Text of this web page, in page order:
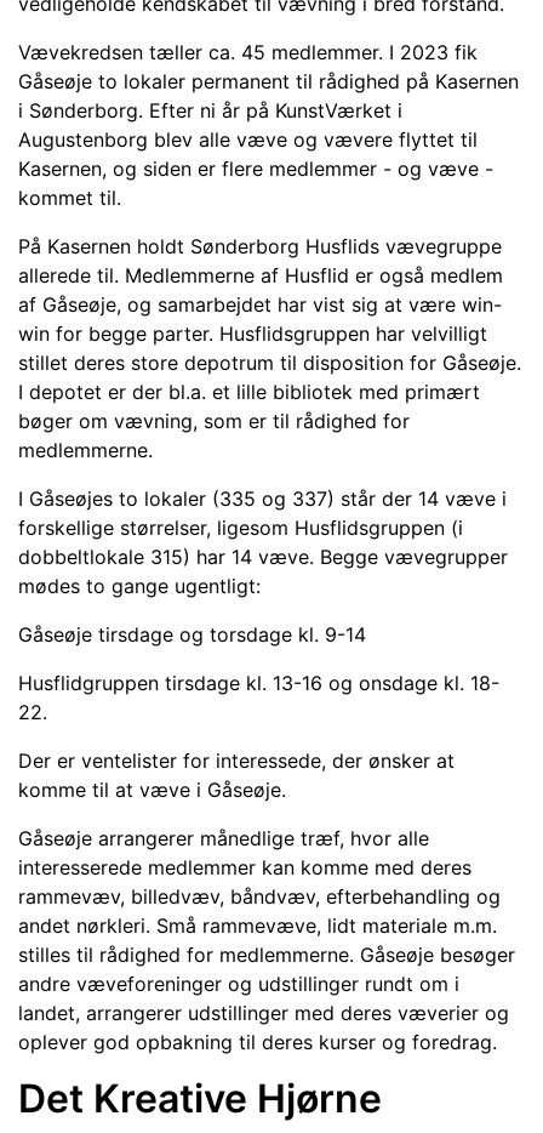
Vævekredsen tæller ca. 45 medlemmer. I 2023 fik
Gåseøje to lokaler permanent til rådighed på Kasernen
i Sønderborg. Efter ni år på KunstVærket i
Augustenborg blev alle væve og vævere flyttet til
Kasernen, og siden er flere medlemmer - og væve -
kommet til.
På Kasernen holdt Sønderborg Husflids vævegruppe
allerede til. Medlemmerne af Husflid er også medlem
af Gåseøje, og samarbejdet har vist sig at være win-
win for begge parter. Husflidsgruppen har velvilligt
stillet deres store depotrum til disposition for Gåseøje.
I depotet er der bl.a. et lille bibliotek med primært
bøger om vævning, som er til rådighed for
medlemmerne.
I Gåseøjes to lokaler (335 og 337) står der 14 væve i
forskellige størrelser, ligesom Husflidsgruppen (i
dobbeltlokale 315) har 14 væve. Begge vævegrupper
mødes to gange ugentligt:
Gåseøje tirsdage og torsdage kl. 9-14
Husflidgruppen tirsdage kl. 13-16 og onsdage kl. 18-
22.
Der er ventelister for interessede, der ønsker at
komme til at væve i Gåseøje.
Gåseøje arrangerer månedlige træf, hvor alle
interesserede medlemmer kan komme med deres
rammevæv, billedvæv, båndvæv, efterbehandling og
andet nørkleri. Små rammevæve, lidt materiale m.m.
stilles til rådighed for medlemmerne. Gåseøje besøger
andre væveforeninger og udstillinger rundt om i
landet, arrangerer udstillinger med deres væverier og
oplever god opbakning til deres kurser og foredrag.
Det Kreative Hjørne